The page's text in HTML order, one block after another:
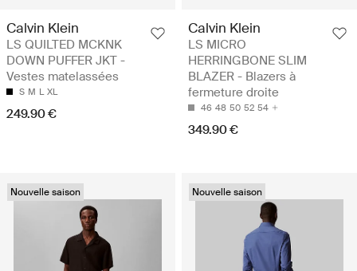
Calvin Klein
LS QUILTED MCKNK
DOWN PUFFER JKT -
Vestes matelassées
S M L XL
249.90 €
Calvin Klein
LS MICRO
HERRINGBONE SLIM
BLAZER - Blazers à
fermeture droite
46 48 50 52 54
349.90 €
Nouvelle saison Nouvelle saison